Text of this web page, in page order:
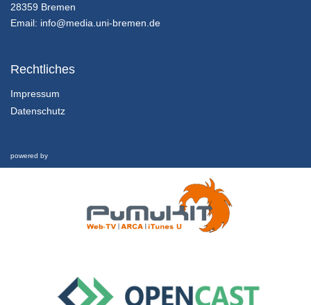
Rückblick und Praxis
4.2 Individuelles Umweltverhalten
28359 Bremen
Email: info@media.uni-bremen.de
Rechtliches
Impressum
Datenschutz
powered by